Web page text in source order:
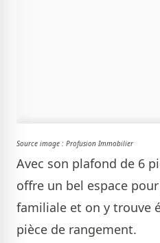
Source image : Profusion Immobilier
Avec son plafond de 6
offre un bel espace
familiale et on y trouve
pièce de rangement.